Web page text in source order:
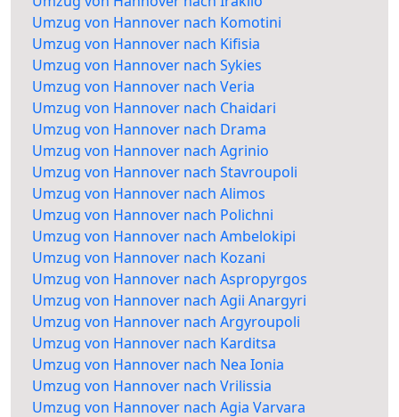
Umzug von Hannover nach Komotini
Umzug von Hannover nach Kifisia
Umzug von Hannover nach Sykies
Umzug von Hannover nach Veria
Umzug von Hannover nach Chaidari
Umzug von Hannover nach Drama
Umzug von Hannover nach Agrinio
Umzug von Hannover nach Stavroupoli
Umzug von Hannover nach Alimos
Umzug von Hannover nach Polichni
Umzug von Hannover nach Ambelokipi
Umzug von Hannover nach Kozani
Umzug von Hannover nach Aspropyrgos
Umzug von Hannover nach Agii Anargyri
Umzug von Hannover nach Argyroupoli
Umzug von Hannover nach Karditsa
Umzug von Hannover nach Nea Ionia
Umzug von Hannover nach Vrilissia
Umzug von Hannover nach Agia Varvara